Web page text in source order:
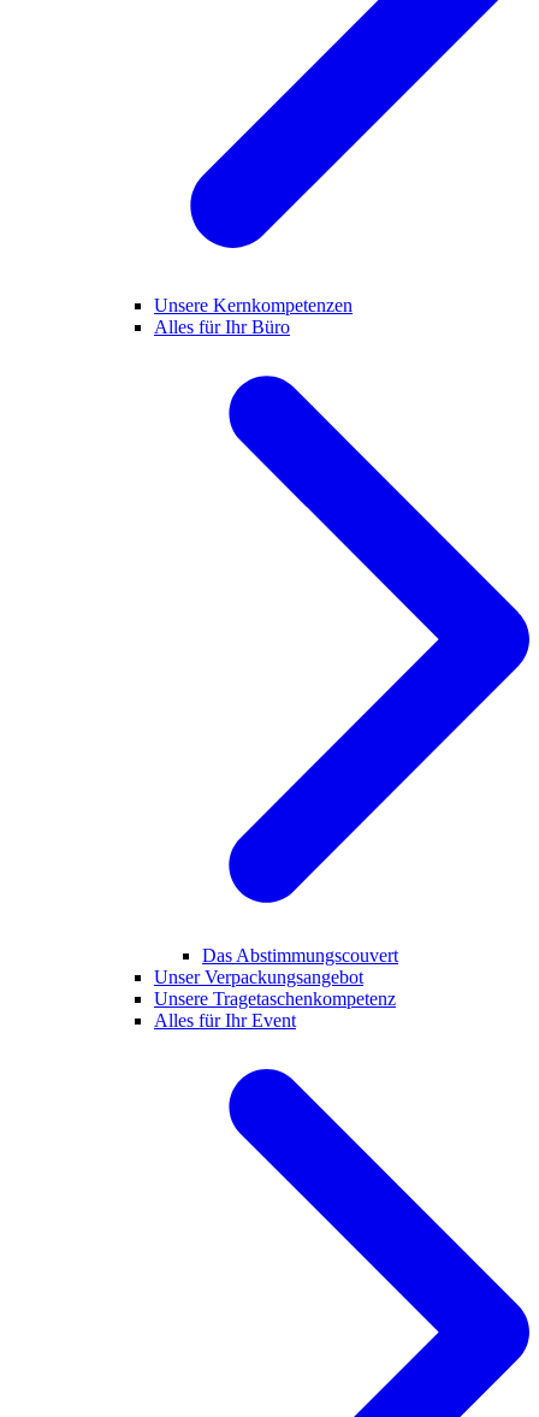
Unsere Kernkompetenzen
Alles für Ihr Büro
Das Abstimmungscouvert
Unser Verpackungsangebot
Unsere Tragetaschenkompetenz
Alles für Ihr Event